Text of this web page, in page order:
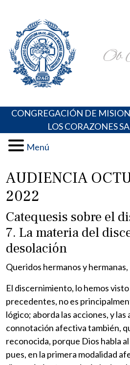
content
Portal de los Padres Oblatos.
Oraciones, Música religiosa y más
CONGREGACIÓN DE
LOS CORAZONES
Menú
AUDIENCIA
2022
Catequesis sobre el
7. La materia del
desolación
Queridos hermanos y hermanas,
El discernimiento, lo hemos
precedentes, no es
lógico; aborda las acciones, y
connotación afectiva también,
reconocida, porque Dios habla
pues, en la primera modalidad